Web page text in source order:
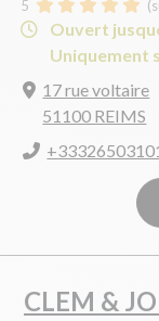
5
Ouvert
Uniquement
17 rue voltaire
51100 REIMS
CLEM &